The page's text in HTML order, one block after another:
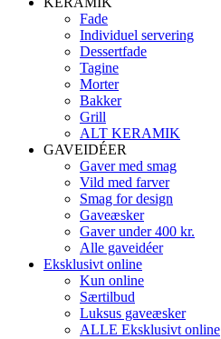
Fade
Individuel servering
Dessertfade
Tagine
Morter
Bakker
Grill
ALT KERAMIK
GAVEIDÉER
Gaver med smag
Vild med farver
Smag for design
Gaveæsker
Gaver under 400 kr.
Alle gaveidéer
Eksklusivt online
Kun online
Særtilbud
Luksus gaveæsker
ALLE Eksklusivt online